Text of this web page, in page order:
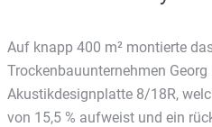
Auf knapp 400 m² montierte
Trockenbauunternehmen
Akustikdesignplatte 8/18R,
von 15,5 % aufweist und ein